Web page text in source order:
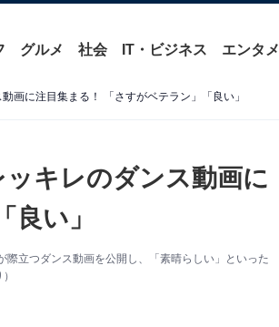
グルメ 社会 IT・ビジネス エンタメ
画に注目集まる！ 「さすがベテラン」「良い」
ッキレのダンス動画に
い」
立つダンス動画を公開し、「素晴らしい」といった